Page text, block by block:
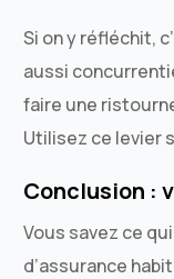
Si on y réfléchit,
aussi
faire une
Utilisez ce levier
Conclusion :
Vous savez ce
d’assurance